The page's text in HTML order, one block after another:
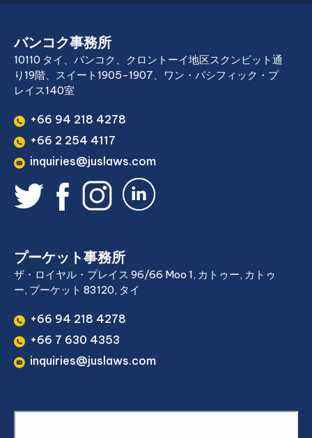
バンコク事務所
10110 タイ、バンコク、クロントーイ地区スクンビット通
り19階、スイート1905-1907、ワン・パシフィック・プ
レイス140室
+66 94 218 4278
+66 2 254 4117
inquiries@juslaws.com
プーケット事務所
ザ・ロイヤル・プレイス 96/66 Moo 1, カトゥー, カトゥ
ー, プーケット 83120, タイ
+66 94 218 4278
+66 7 630 4353
inquiries@juslaws.com